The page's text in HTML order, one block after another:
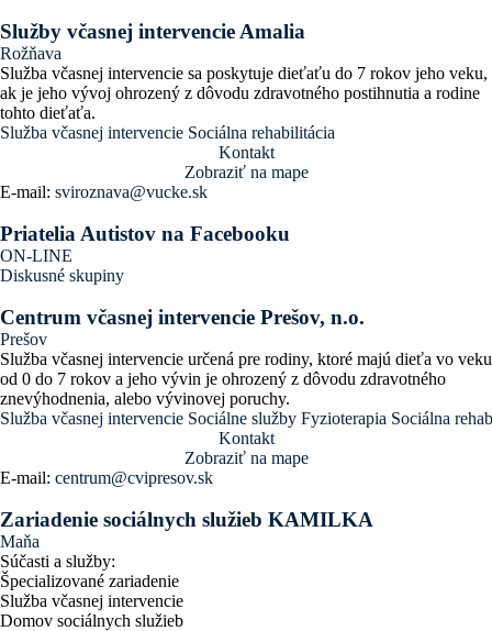
Služby včasnej intervencie Amalia
Rožňava
Služba včasnej intervencie sa poskytuje dieťaťu do 7 rokov jeho veku,
ak je jeho vývoj ohrozený z dôvodu zdravotného postihnutia a rodine
tohto dieťaťa.
Služba včasnej intervencie Sociálna rehabilitácia
Kontakt
Zobraziť na mape
E-mail: sviroznava@vucke.sk
Priatelia Autistov na Facebooku
ON-LINE
Diskusné skupiny
Centrum včasnej intervencie Prešov, n.o.
Prešov
Služba včasnej intervencie určená pre rodiny, ktoré majú dieťa vo veku
od 0 do 7 rokov a jeho vývin je ohrozený z dôvodu zdravotného
znevýhodnenia, alebo vývinovej poruchy.
Služba včasnej intervencie Sociálne služby Fyzioterapia Sociálna
Kontakt
Zobraziť na mape
E-mail: centrum@cvipresov.sk
Zariadenie sociálnych služieb KAMILKA
Maňa
Súčasti a služby:
Špecializované zariadenie
Služba včasnej intervencie
Domov sociálnych služieb